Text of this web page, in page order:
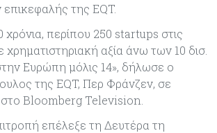
της EQT.
χρόνια, περίπου 250 startups στις
αξία άνω των 10 δισ.
Ευρώπη μόλις 14», δήλωσε ο
της EQT, Περ Φράνζεν, σε
Bloomberg Television.
επέλεξε τη Δευτέρα τη